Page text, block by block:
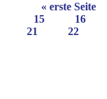
« erste Seite
15
16
21
22